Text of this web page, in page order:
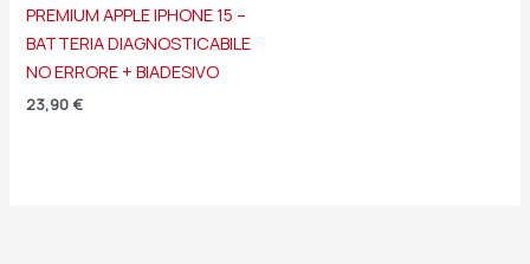
PREMIUM APPLE IPHONE 15 –
BATTERIA DIAGNOSTICABILE
NO ERRORE + BIADESIVO
23,90 €